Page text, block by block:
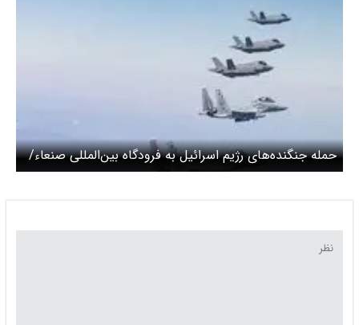
حمله جنگنده‌های رژیم اسرائیل به فرودگاه بین‌المللی صنعاء/
ویدیو